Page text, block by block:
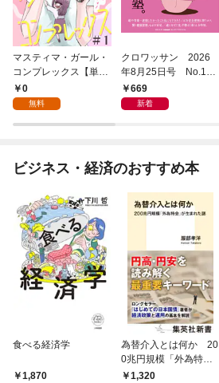
マスティマ・ガール・
コンプレックス【単
話】１
0
無料
クロワッサン 2026
年8月25日号 No.117
1 [大人のAI＆スマホ
塾。]
669
新着
ビジネス・経済のおすすめ本
食べる経済学
1,870
為替介入とは何か 20
0兆円規模「外為特
会」が生まれた謎
1,320